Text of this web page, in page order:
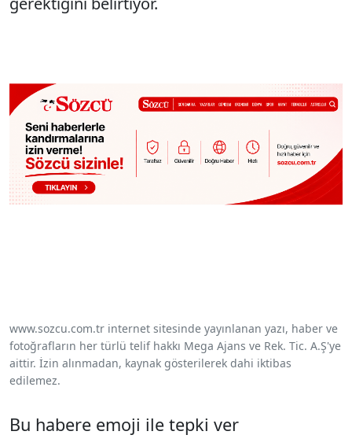
www.sozcu.com.tr internet sitesinde yayınlanan yazı, haber ve
fotoğrafların her türlü telif hakkı Mega Ajans ve Rek. Tic. A.Ş'ye
aittir. İzin alınmadan, kaynak gösterilerek dahi iktibas
edilemez.
Bu habere emoji ile tepki ver